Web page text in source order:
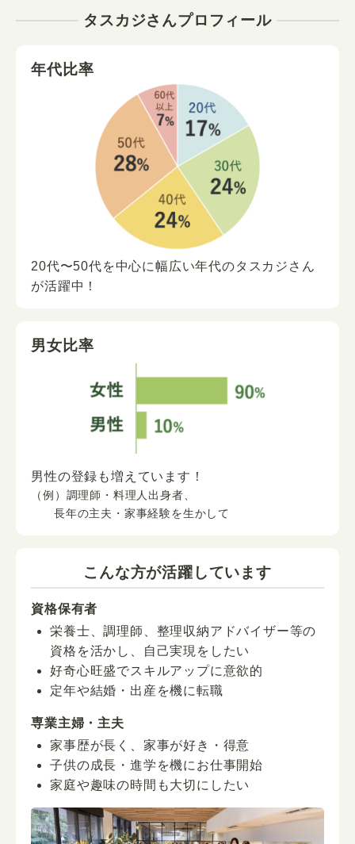
タスカジさんプロフィール
年代比率
20代〜50代を中心に幅広い年代のタスカジさん
が活躍中！
男女比率
男性の登録も増えています！
（例）調理師・料理人出身者、
長年の主夫・家事経験を生かして
こんな方が活躍しています
資格保有者
栄養士、調理師、整理収納アドバイザー等の
資格を活かし、自己実現をしたい
好奇心旺盛でスキルアップに意欲的
定年や結婚・出産を機に転職
専業主婦・主夫
家事歴が長く、家事が好き・得意
子供の成長・進学を機にお仕事開始
家庭や趣味の時間も大切にしたい